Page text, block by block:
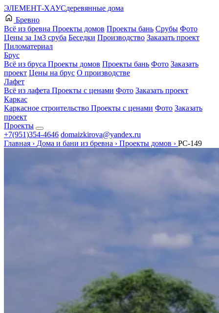
ЭЛЕМЕНТ-ХАУСдеревянные дома
Бревно
Всё из бревна Проекты домов Проекты бань Срубы Фото
Цены за 1м3 сруба Беседки Производство Заказать проект
Пиломатериал
Брус
Всё из бруса Проекты домов Проекты бань Фото Заказать
проект Цены на брус О производстве
Лафет
Всё из лафета Проекты с ценами Фото Заказать проект
Каркас
Каркасное строительство Проекты с ценами Фото Заказать
проект
Проекты
+7(951)354-4646 domaizkirova@yandex.ru
Главная › Дома и бани из бревна › Проекты домов › РС-149